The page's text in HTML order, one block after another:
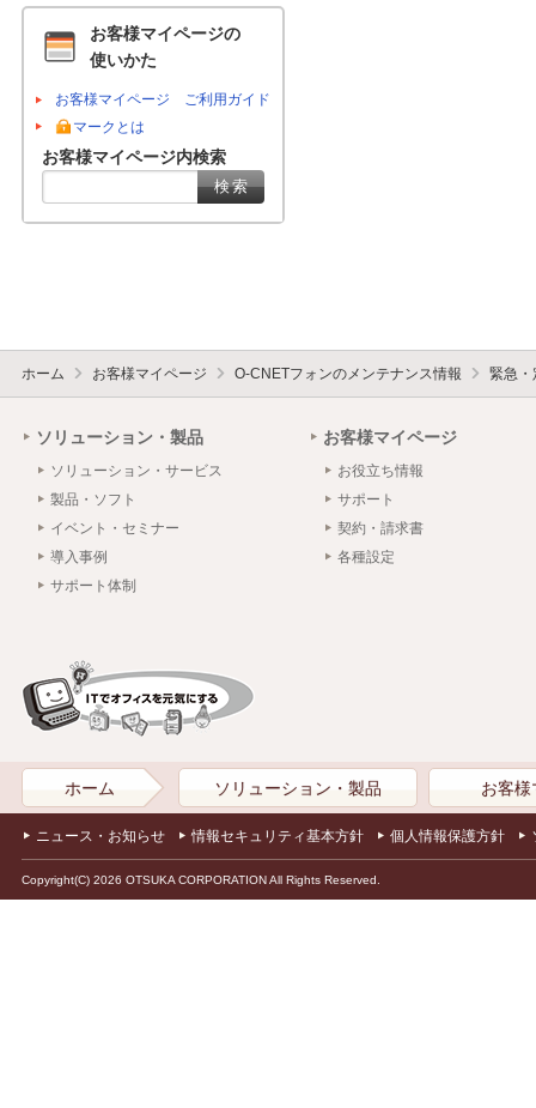
お客様マイページの
使いかた
お客様マイページ ご利用ガイド
マークとは
お客様マイページ内検索
ホーム お客様マイページ O-CNETフォンのメンテナンス情報 緊急・
ソリューション・製品
ソリューション・サービス
製品・ソフト
イベント・セミナー
導入事例
サポート体制
お客様マイページ
お役立ち情報
サポート
契約・請求書
各種設定
ホーム ソリューション・製品 お客様
ニュース・お知らせ 情報セキュリティ基本方針 個人情報保護方針
Copyright(C) 2026 OTSUKA CORPORATION All Rights Reserved.